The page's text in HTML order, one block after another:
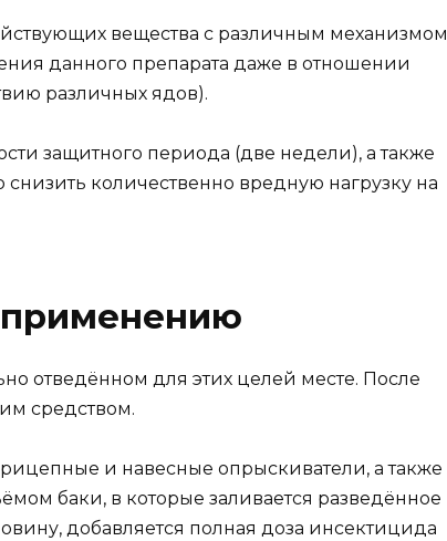
вещества с различным механизмом
данного препарата даже в отношении
различных ядов).
защитного периода (две недели), а также
количественно вредную нагрузку на
применению
отведённом для этих целей месте. После
средством.
и навесные опрыскиватели, а также
баки, в которые заливается разведённое
добавляется полная доза инсектицида